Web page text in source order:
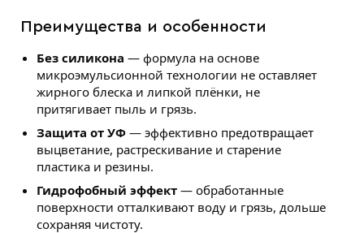
Преимущества и особенности
Без силикона — формула на основе
микроэмульсионной технологии не оставляет
жирного блеска и липкой плёнки, не
притягивает пыль и грязь.
Защита от УФ — эффективно предотвращает
выцветание, растрескивание и старение
пластика и резины.
Гидрофобный эффект — обработанные
поверхности отталкивают воду и грязь, дольше
сохраняя чистоту.